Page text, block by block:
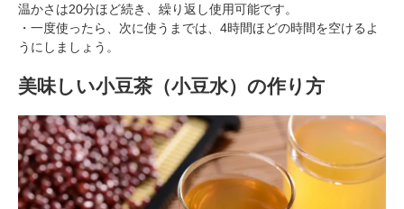
温かさは20分ほど続き、繰り返し使用可能です。
・一度使ったら、次に使うまでは、4時間ほどの時間を空けるよ
うにしましょう。
美味しい小豆茶（小豆水）の作り方